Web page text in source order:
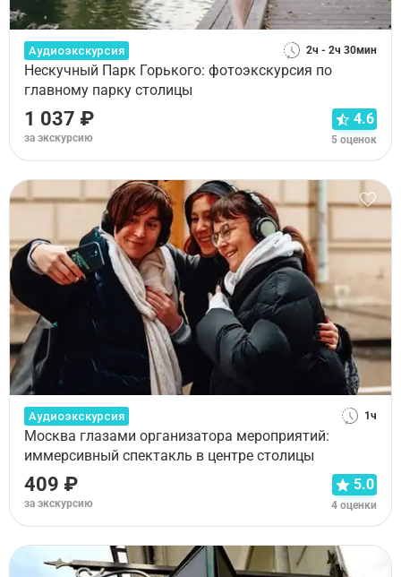
Аудиоэкскурсия 2ч - 2ч 30мин
Нескучный Парк Горького: фотоэкскурсия по
главному парку столицы
1 037 ₽
за экскурсию
4.6
5 оценок
Аудиоэкскурсия 1ч
Москва глазами организатора мероприятий:
иммерсивный спектакль в центре столицы
409 ₽
за экскурсию
5.0
4 оценки